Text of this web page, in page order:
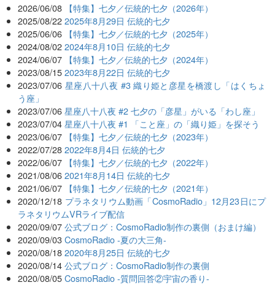
2026/06/08 【特集】七夕／伝統的七夕（2026年）
2025/08/22 2025年8月29日 伝統的七夕
2025/06/06 【特集】七夕／伝統的七夕（2025年）
2024/08/02 2024年8月10日 伝統的七夕
2024/06/07 【特集】七夕／伝統的七夕（2024年）
2023/08/15 2023年8月22日 伝統的七夕
2023/07/06 星座八十八夜 #3 織り姫と彦星を橋渡し「はくちょ
う座」
2023/07/06 星座八十八夜 #2 七夕の「彦星」がいる「わし座」
2023/07/04 星座八十八夜 #1 「こと座」の「織り姫」を探そう
2023/06/07 【特集】七夕／伝統的七夕（2023年）
2022/07/28 2022年8月4日 伝統的七夕
2022/06/07 【特集】七夕／伝統的七夕（2022年）
2021/08/06 2021年8月14日 伝統的七夕
2021/06/07 【特集】七夕／伝統的七夕（2021年）
2020/12/18 プラネタリウム動画「CosmoRadio」12月23日にプ
ラネタリウムVRライブ配信
2020/09/07 公式ブログ：CosmoRadio制作の裏側（おまけ編）
2020/09/03 CosmoRadio -夏の大三角-
2020/08/18 2020年8月25日 伝統的七夕
2020/08/14 公式ブログ：CosmoRadio制作の裏側
2020/08/05 CosmoRadio -質問回答②宇宙の香り-